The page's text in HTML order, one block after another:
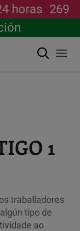
horas 269
Buscar
1
traballadores
tipo de
ao